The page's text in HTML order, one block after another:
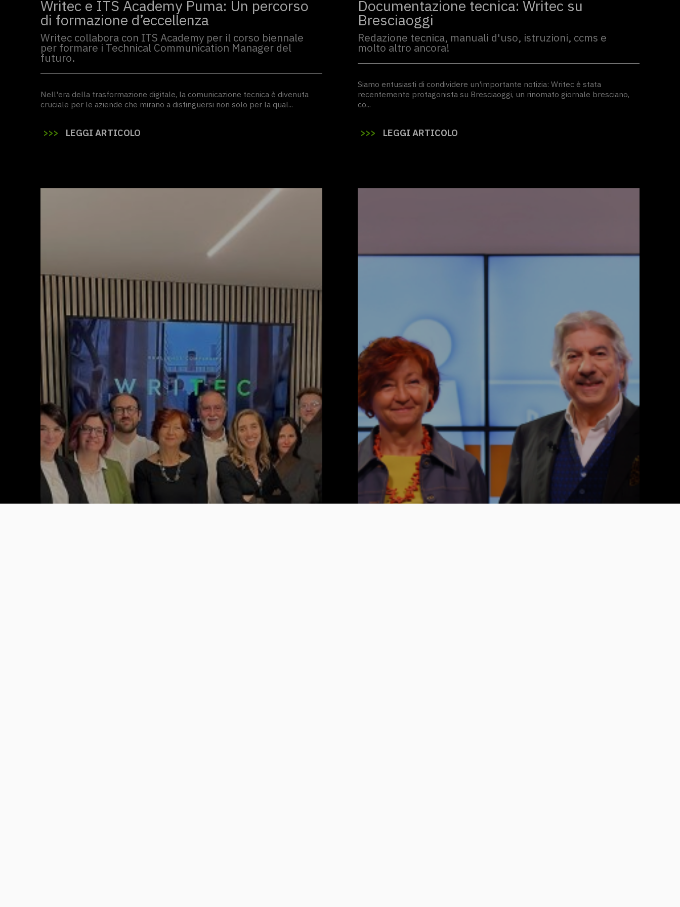
Writec e ITS Academy Puma: Un percorso
di formazione d’eccellenza
Writec collabora con ITS Academy per il corso biennale
per formare i Technical Communication Manager del
futuro.
Nell'era della trasformazione digitale, la comunicazione tecnica è divenuta
cruciale per le aziende che mirano a distinguersi non solo per la qual...
>>> LEGGI ARTICOLO
Documentazione tecnica: Writec su
Bresciaoggi
Redazione tecnica, manuali d'uso, istruzioni, ccms e
molto altro ancora!
Siamo entusiasti di condividere un'importante notizia: Writec è stata
recentemente protagonista su Bresciaoggi, un rinomato giornale bresciano,
co...
>>> LEGGI ARTICOLO